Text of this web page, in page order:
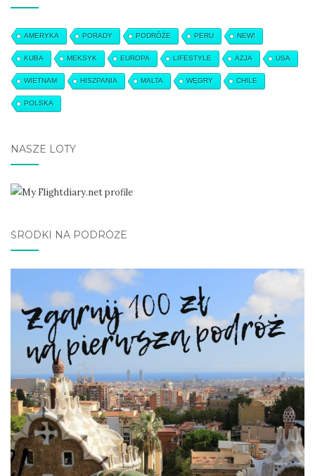
AMERYKA PORADY PODRÓŻE PERU NEW!
KUBA MEKSYK EUROPA LIFESTYLE AZJA USA
WIETNAM HISZPANIA MALTA WĘGRY CHILE
POLSKA
NASZE LOTY
ŚRODKI NA PODRÓŻE